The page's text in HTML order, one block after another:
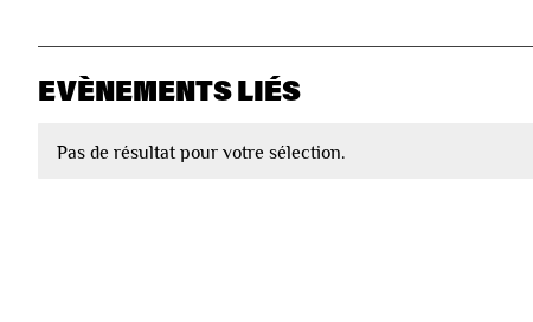
EVÈNEMENTS LIÉS
Pas de résultat pour votre sélection.